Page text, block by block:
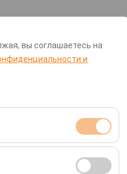
вы соглашаетесь на
и
сеансами и
возврата
09:00